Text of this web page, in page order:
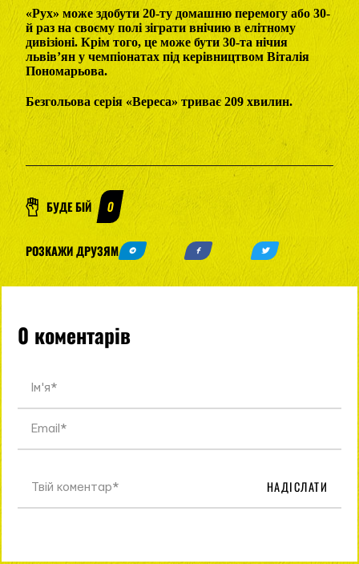
«Рух» може здобути 20-ту домашню перемогу або 30-
й раз на своєму полі зіграти внічию в елітному
дивізіоні. Крім того, це може бути 30-та нічия
львів’ян у чемпіонатах під керівництвом Віталія
Пономарьова.
Безгольова серія «Вереса» триває 209 хвилин.
БУДЕ БІЙ 0
РОЗКАЖИ ДРУЗЯМ
0 коментарів
НАДІСЛАТИ